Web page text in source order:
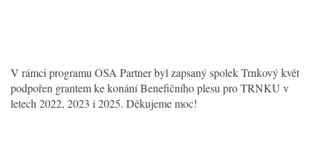
V rámci programu OSA Partner byl zapsaný spolek Trnkový květ
podpořen grantem ke konání Benefičního plesu pro TRNKU v
letech 2022, 2023 i 2025. Děkujeme moc!